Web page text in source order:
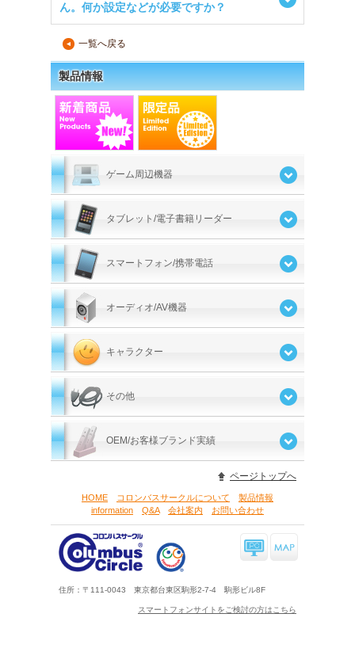
ん。何か設定などが必要ですか？
▲ 一覧へ戻る
製品情報
ゲーム周辺機器
タブレット/電子書籍リーダー
スマートフォン/携帯電話
オーディオ/AV機器
キャラクター
その他
OEM/お客様ブランド実績
ページトップへ
HOME コロンバスサークルについて
製品情報
information
Q&A 会社案内 お問い合わせ
住所：〒111-0043 東京都台東区駒形2-7-4 駒形ビル8F
スマートフォンサイトをご検討の方はこちら